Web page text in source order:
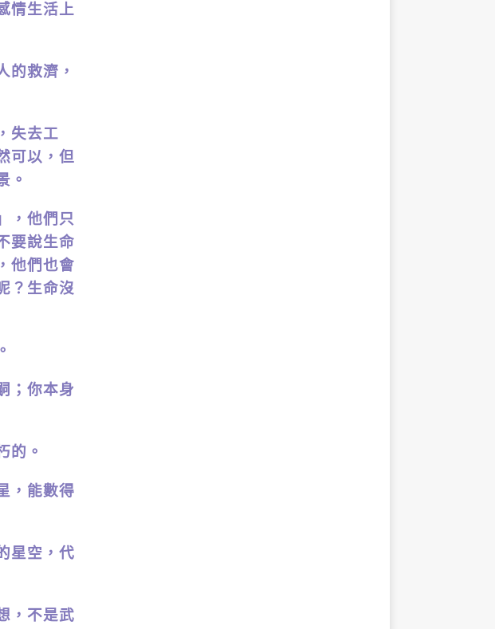
情生活上
救濟，
失去工
可以，但
。
，他們只
要說生命
他們也會
？生命沒
；你本身
的。
，能數得
星空，代
，不是武